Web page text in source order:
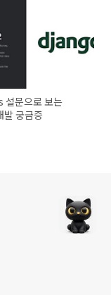
문으로 보는
궁금증